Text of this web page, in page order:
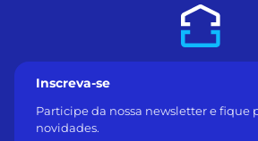
Inscreva-se
Participe da nossa newsletter e fique
novidades.